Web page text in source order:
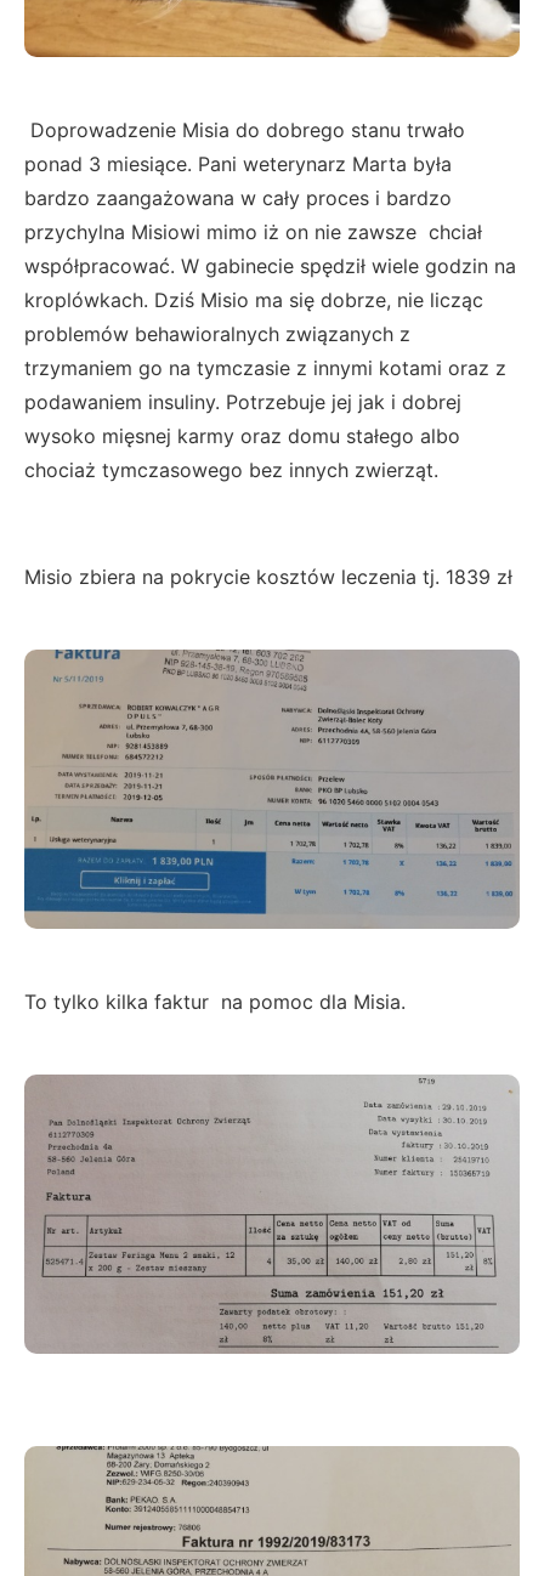
Doprowadzenie Misia do dobrego stanu trwało
ponad 3 miesiące. Pani weterynarz Marta była
bardzo zaangażowana w cały proces i bardzo
przychylna Misiowi mimo iż on nie zawsze chciał
współpracować. W gabinecie spędził wiele godzin na
kroplówkach. Dziś Misio ma się dobrze, nie licząc
problemów behawioralnych związanych z
trzymaniem go na tymczasie z innymi kotami oraz z
podawaniem insuliny. Potrzebuje jej jak i dobrej
wysoko mięsnej karmy oraz domu stałego albo
chociaż tymczasowego bez innych zwierząt.
Misio zbiera na pokrycie kosztów leczenia tj. 1839 zł
To tylko kilka faktur na pomoc dla Misia.